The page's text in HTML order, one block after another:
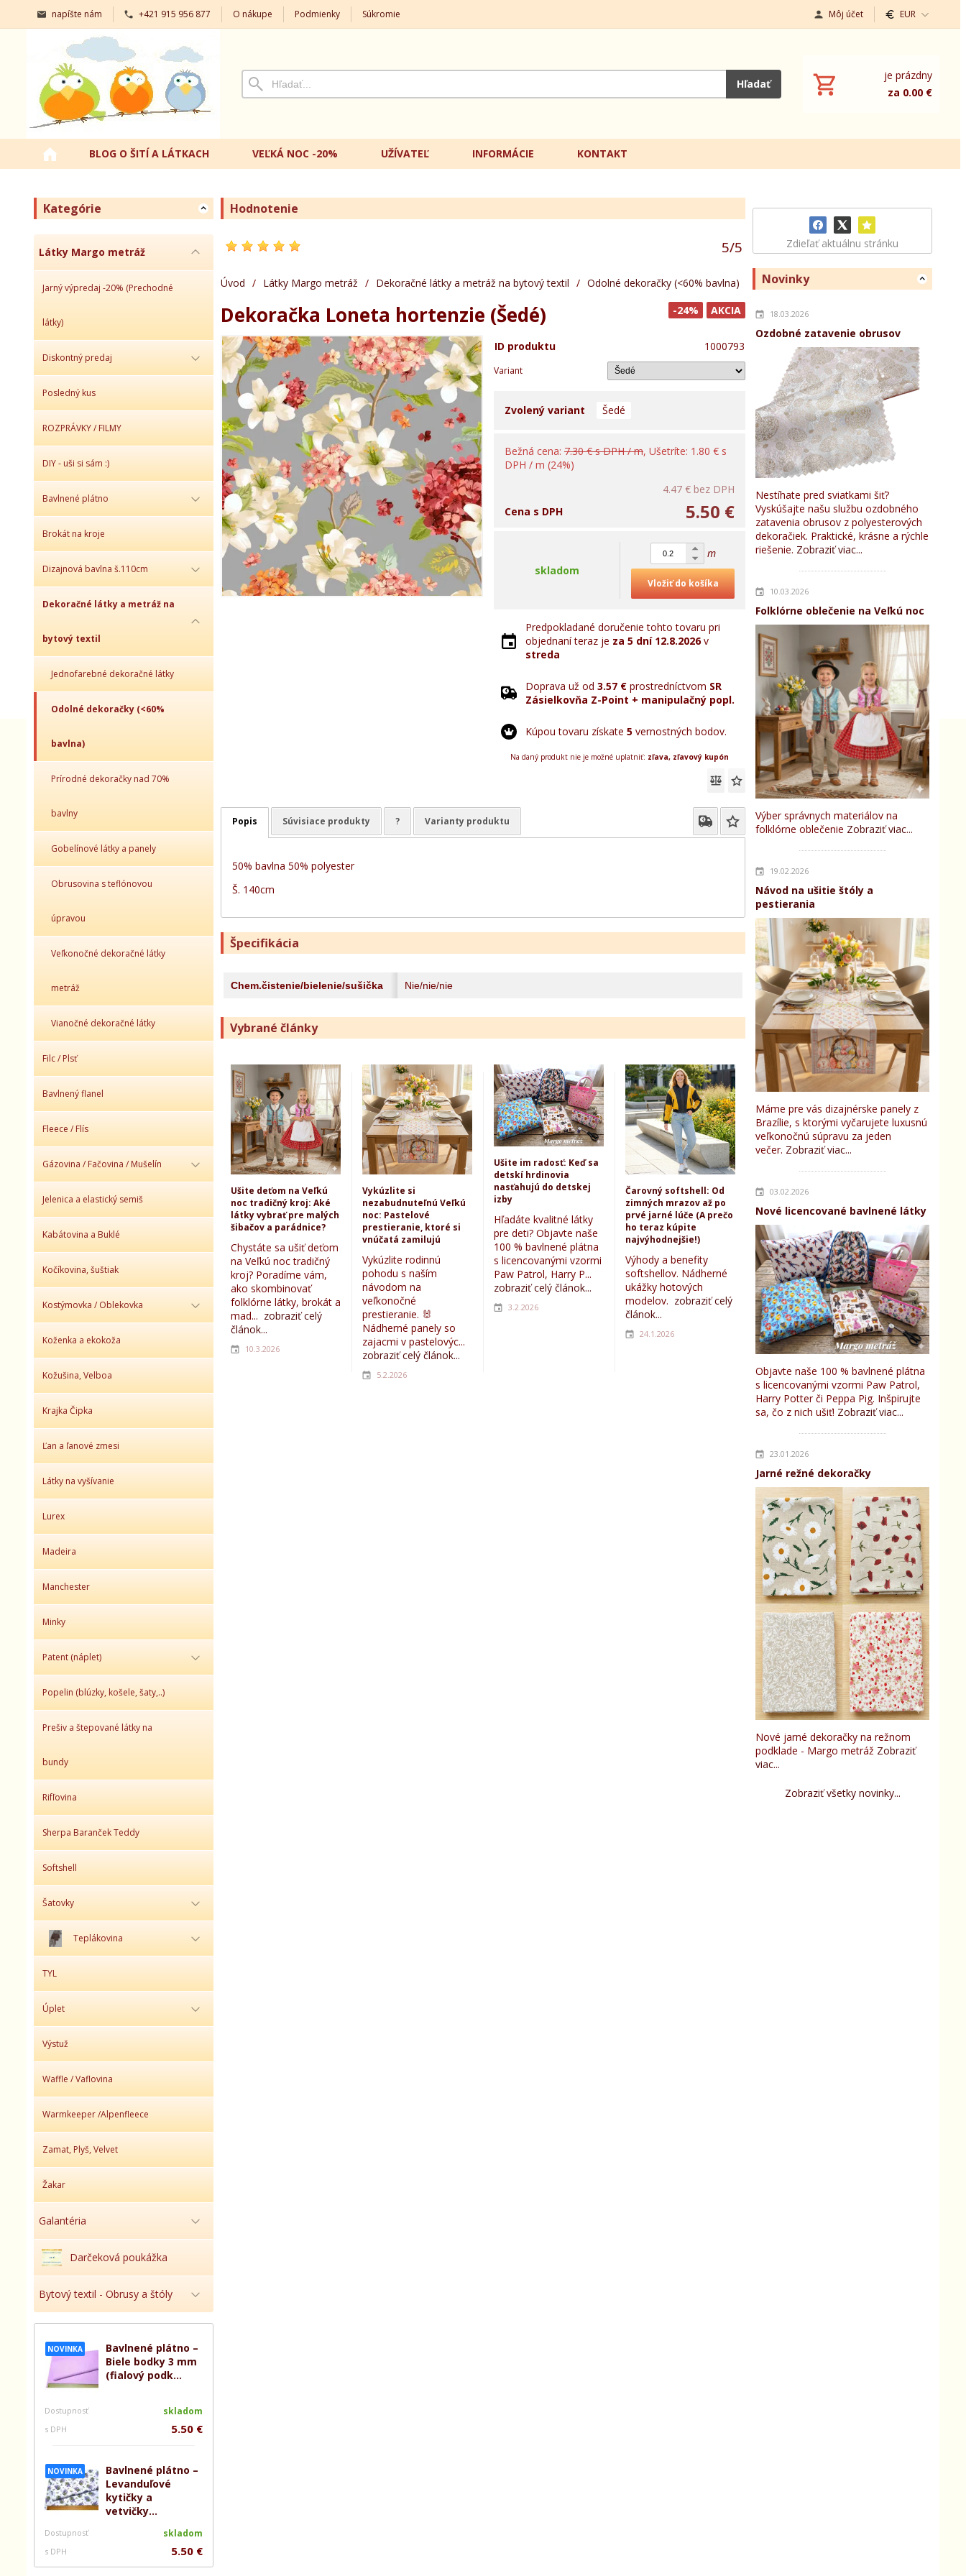
napíšte nám +421 915 956 877 O nákupe Podmienky Súkromie Môj účet EUR
Hľadať
je prázdny
za 0.00 €
BLOG O ŠITÍ A LÁTKACH VEĽKÁ NOC -20% UŽÍVATEĽ INFORMÁCIE KONTAKT
Kategórie
Látky Margo metráž
Jarný výpredaj -20% (Prechodné
látky)
Diskontný predaj
Posledný kus
ROZPRÁVKY / FILMY
DIY - uši si sám :)
Bavlnené plátno
Brokát na kroje
Dizajnová bavlna š.110cm
Dekoračné látky a metráž na
bytový textil
Jednofarebné dekoračné látky
Odolné dekoračky (<60%
bavlna)
Prírodné dekoračky nad 70%
bavlny
Gobelínové látky a panely
Obrusovina s teflónovou
úpravou
Veľkonočné dekoračné látky
metráž
Vianočné dekoračné látky
Filc / Plsť
Bavlnený flanel
Fleece / Flís
Gázovina / Fačovina / Mušelín
Jelenica a elastický semiš
Kabátovina a Buklé
Kočíkovina, šuštiak
Kostýmovka / Oblekovka
Koženka a ekokoža
Kožušina, Velboa
Krajka Čipka
Ľan a ľanové zmesi
Látky na vyšívanie
Lurex
Madeira
Manchester
Minky
Patent (náplet)
Popelin (blúzky, košele, šaty,..)
Prešiv a štepované látky na
bundy
Rifľovina
Sherpa Baranček Teddy
Softshell
Šatovky
Teplákovina
TYL
Úplet
Výstuž
Waffle / Vaflovina
Warmkeeper /Alpenfleece
Zamat, Plyš, Velvet
Žakar
Galantéria
Darčeková poukážka
Bytový textil - Obrusy a štóly
NOVINKA
Bavlnené plátno –
Biele bodky 3 mm
(fialový podk...
Dostupnosť skladom
s DPH 5.50 €
NOVINKA
Bavlnené plátno –
Levanduľové
kytičky a
vetvičky...
Dostupnosť skladom
s DPH 5.50 €
Zdieľať aktuálnu stránku
Novinky
18.03.2026
Ozdobné zatavenie obrusov
Nestíhate pred sviatkami šiť?
Vyskúšajte našu službu ozdobného
zatavenia obrusov z polyesterových
dekoračiek. Praktické, krásne a rýchle
riešenie. Zobraziť viac...
10.03.2026
Folklórne oblečenie na Veľkú noc
Výber správnych materiálov na
folklórne oblečenie Zobraziť viac...
19.02.2026
Návod na ušitie štóly a
pestierania
Máme pre vás dizajnérske panely z
Brazílie, s ktorými vyčarujete luxusnú
veľkonočnú súpravu za jeden
večer. Zobraziť viac...
03.02.2026
Nové licencované bavlnené látky
Objavte naše 100 % bavlnené plátna
s licencovanými vzormi Paw Patrol,
Harry Potter či Peppa Pig. Inšpirujte
sa, čo z nich ušiť! Zobraziť viac...
23.01.2026
Jarné režné dekoračky
Nové jarné dekoračky na režnom
podklade - Margo metráž Zobraziť
viac...
Zobraziť všetky novinky...
Hodnotenie
5/5
Úvod / Látky Margo metráž / Dekoračné látky a metráž na bytový textil / Odolné dekoračky (<60% bavlna)
AKCIA
-24%
Dekoračka Loneta hortenzie (Šedé)
ID produktu 1000793
Variant
Zvolený variant Šedé
Bežná cena: 7.30 € s DPH / m, Ušetríte: 1.80 € s
DPH / m (24%)
4.47 € bez DPH
5.50 €
Cena s DPH
skladom
m
Vložiť do košíka
Predpokladané doručenie tohto tovaru pri
objednaní teraz je za 5 dní 12.8.2026v
streda
Doprava už od 3.57 € prostredníctvom SR
Zásielkovňa Z-Point + manipulačný popl.
Kúpou tovaru získate 5 vernostných bodov.
Na daný produkt nie je možné uplatniť: zľava, zľavový kupón
Popis Súvisiace produkty ? Varianty produktu
50% bavlna 50% polyester
Š. 140cm
Špecifikácia
Chem.čistenie/bielenie/sušička Nie/nie/nie
Vybrané články
Ušite deťom na Veľkú
noc tradičný kroj: Aké
látky vybrať pre malých
šibačov a parádnice?
Chystáte sa ušiť deťom
na Veľkú noc tradičný
kroj? Poradíme vám,
ako skombinovať
folklórne látky, brokát a
mad... zobraziť celý
článok...
10.3.2026
Vykúzlite si
nezabudnuteľnú Veľkú
noc: Pastelové
prestieranie, ktoré si
vnúčatá zamilujú
Vykúzlite rodinnú
pohodu s naším
návodom na
veľkonočné
prestieranie. 🐰
Nádherné panely so
zajacmi v pastelovýc...
zobraziť celý článok...
5.2.2026
Ušite im radosť: Keď sa
detskí hrdinovia
nasťahujú do detskej
izby
Hľadáte kvalitné látky
pre deti? Objavte naše
100 % bavlnené plátna
s licencovanými vzormi
Paw Patrol, Harry P...
zobraziť celý článok...
3.2.2026
Čarovný softshell: Od
zimných mrazov až po
prvé jarné lúče (A prečo
ho teraz kúpite
najvýhodnejšie!)
Výhody a benefity
softshellov. Nádherné
ukážky hotových
modelov. zobraziť celý
článok...
24.1.2026